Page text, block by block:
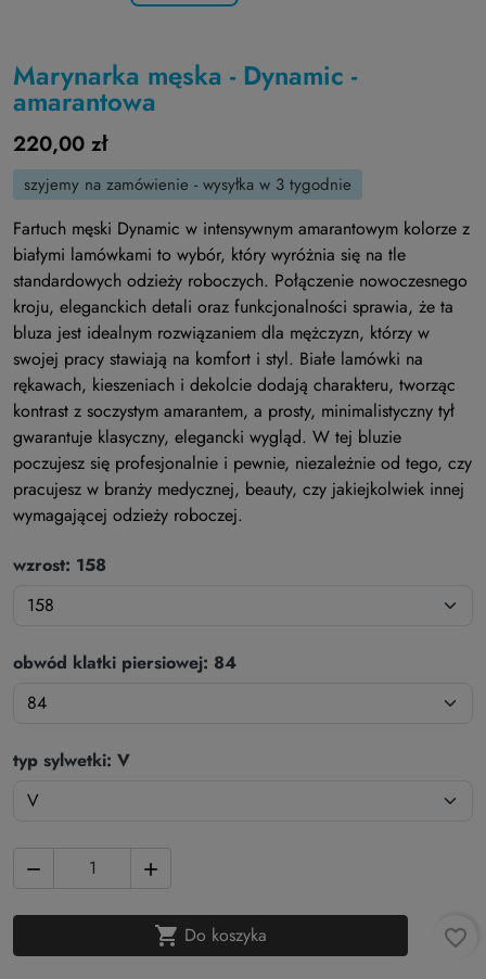
Marynarka męska - Dynamic -
amarantowa
220,00 zł
szyjemy na zamówienie - wysyłka w 3 tygodnie
Fartuch męski Dynamic w intensywnym amarantowym kolorze z
białymi lamówkami to wybór, który wyróżnia się na tle
standardowych odzieży roboczych. Połączenie nowoczesnego
kroju, eleganckich detali oraz funkcjonalności sprawia, że ta
bluza jest idealnym rozwiązaniem dla mężczyzn, którzy w
swojej pracy stawiają na komfort i styl. Białe lamówki na
rękawach, kieszeniach i dekolcie dodają charakteru, tworząc
kontrast z soczystym amarantem, a prosty, minimalistyczny tył
gwarantuje klasyczny, elegancki wygląd. W tej bluzie
poczujesz się profesjonalnie i pewnie, niezależnie od tego, czy
pracujesz w branży medycznej, beauty, czy jakiejkolwiek innej
wymagającej odzieży roboczej.
wzrost: 158
obwód klatki piersiowej: 84
typ sylwetki: V
 
 Do koszyka favorite_border